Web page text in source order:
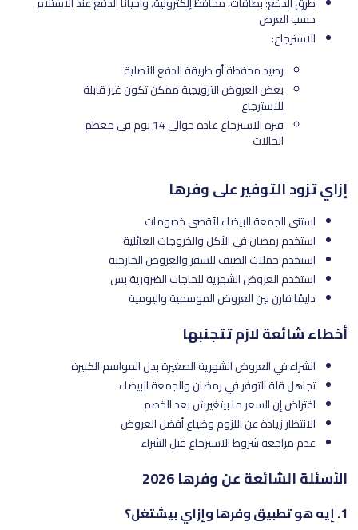
حسب العرض
الاسترجاع:
رصيد محفظة أو طريقة الدفع الأصلية
بعض العروض الترويجية ممكن تكون غير قابلة
للاسترجاع
فترة الاسترجاع عادة حوالي 14 يوم في معظم
الحالات
إزاي تزود التوفير على وفرها
استنى الجمعة البيضاء لأقصى خصومات
استخدم رمضان في الأكل والخروجات العائلية
استخدم حملات الصيف للسفر والعروض الخارجية
استخدم العروض الشهرية للحاجات الضرورية بس
دايمًا قارن بين العروض الموسمية واليومية
أخطاء شائعة لازم تتجنبها
الشراء في العروض الشهرية الصغيرة بدل المواسم الكبيرة
تجاهل قلة التوفر في رمضان والجمعة البيضاء
افتراض إن السعر ما بيتغيرش بعد الخصم
الانتظار زيادة عن اللزوم وضياع أفضل العروض
عدم مراجعة شروط الاسترجاع قبل الشراء
الأسئلة الشائعة عن وفرها 2026
1. إيه هو تطبيق وفرها وإزاي بيشتغل؟